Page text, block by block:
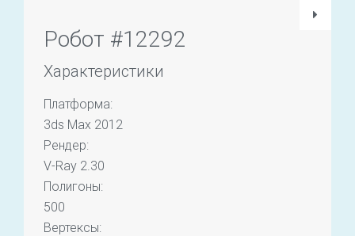
Робот #12292
Характеристики
Платформа:
3ds Max 2012
Рендер:
V-Ray 2.30
Полигоны:
500
Вертексы: